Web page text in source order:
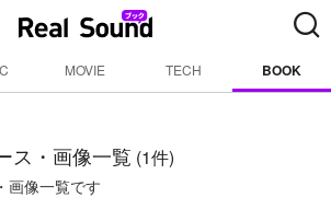
MOVIE TECH BOOK
ス・画像一覧 (1件)
画像一覧です